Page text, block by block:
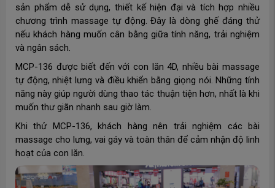
sản phẩm dễ sử dụng, thiết kế hiện đại và tích hợp nhiều
chương trình massage tự động. Đây là dòng ghế đáng thử
nếu khách hàng muốn cân bằng giữa tính năng, trải nghiệm
và ngân sách.
MCP-136 được biết đến với con lăn 4D, nhiều bài massage
tự động, nhiệt lưng và điều khiển bằng giọng nói. Những tính
năng này giúp người dùng thao tác thuận tiện hơn, nhất là khi
muốn thư giãn nhanh sau giờ làm.
Khi thử MCP-136, khách hàng nên trải nghiệm các bài
massage cho lưng, vai gáy và toàn thân để cảm nhận độ linh
hoạt của con lăn.